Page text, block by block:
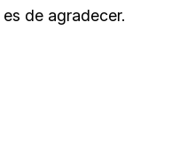
de agradecer.